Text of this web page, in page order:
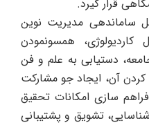
قرار گیرد.
ساماندهی مدیریت نوین
کاردیولوژی، همسونمودن
دستیابی به علم و فن
کردن آن، ایجاد جو مشارکت
سازی امکانات تحقیق
تشویق و پشتیبانی